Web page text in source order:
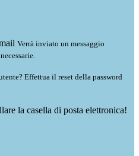
Verrà inviato un messaggio
Effettua il reset della password
la casella di posta elettronica!